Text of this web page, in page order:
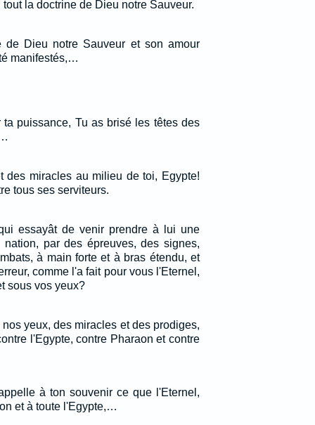
la doctrine de Dieu notre Sauveur.
de Dieu notre Sauveur et son amour
manifestés,…
puissance, Tu as brisé les têtes des
des miracles au milieu de toi, Egypte!
tous ses serviteurs.
essayât de venir prendre à lui une
par des épreuves, des signes,
à main forte et à bras étendu, et
comme l'a fait pour vous l'Eternel,
sous vos yeux?
yeux, des miracles et des prodiges,
l'Egypte, contre Pharaon et contre
à ton souvenir ce que l'Eternel,
et à toute l'Egypte,…